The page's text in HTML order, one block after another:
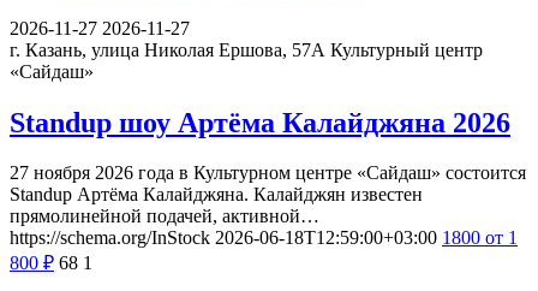
2026-11-27 2026-11-27
г. Казань, улица Николая Ершова, 57А Культурный центр
«Сайдаш»
Standup шоу Артёма Калайджяна 2026
27 ноября 2026 года в Культурном центре «Сайдаш» состоится
Standup Артёма Калайджяна. Калайджян известен
прямолинейной подачей, активной…
https://schema.org/InStock 2026-06-18T12:59:00+03:00 1800 от 1
800 ₽ 68 1